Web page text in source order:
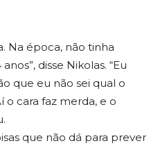
Na época, não tinha
disse Nikolas. “Eu
que eu não sei qual o
o cara faz merda, e o
que não dá para prever